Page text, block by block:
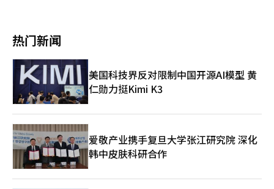
苏、欧洲需求的持续性、非中国亚洲市场的扩展以及应对贸易环境
过程中收集的用户反馈将用于提升本地化质量、声音优化和用户界
功后，用户留存和内容更新的竞争力被视为MMORPG市场的核心
任务，因此NC能否通过直播服务运营能力成功稳定用户群将是关
键。 第一火花游戏公司代表崔文英表示：“在全球众多用户中推
出TL至新国家是一个重要的里程碑，我们将基于测试中确认的当
地用户期待和反馈，提供最佳的游戏环境。”※ 本报道经人工智
能（AI）系统翻译与编辑。
季度。 海外收入仍占据高比例，第一季度海外收入为5122亿韩
元，占总收入的79%。各地区收入比例为北美41%、韩国21%、
欧洲13%、东南亚12%、日本7%及其他6%。网石保持着降低特
定地区依赖度的全球组合。 网石计划在第二季度开始全面推出新
作。5月将在亚洲地区推出《权力的游戏：王座之路》，6月将发布
备受期待的《SOL: enchant》。下半年将陆续推出《我独自升
级：KARMA》、《香格里拉前线：七强种》、《项目章鱼》、
《恶魔之魂》和《项目易斯》等五款新作。 此次业绩的关键在于
第二季度新作的表现。第一季度的业绩主要依靠现有作品和部分新
作的支撑，但下半年多款新作的表现将对外形增长和盈利改善产生
重大影响。尤其是基于全球IP的作品和自主开发的新作能否扩大海
外收入比例，将是关键。 从整个游戏行业来看，大型游戏公司的
业绩恢复与新作发布周期和持续热度密切相关。网石的海外收入基
热门新闻
美国科技界反对限制中国开源AI模型 黄
仁勋力挺Kimi K3
爱敬产业携手复旦大学张江研究院 深化
韩中皮肤科研合作